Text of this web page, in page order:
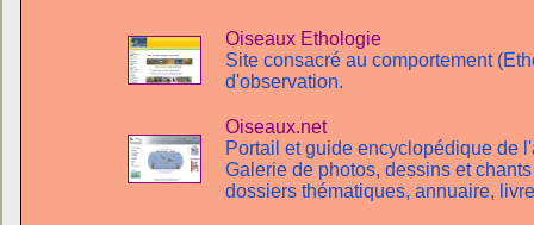
Oiseaux Ethologie
Site consacré au comportement
d'observation.
Oiseaux.net
Portail et guide encyclopédique de
Galerie de photos, dessins et
dossiers thématiques, annuaire,